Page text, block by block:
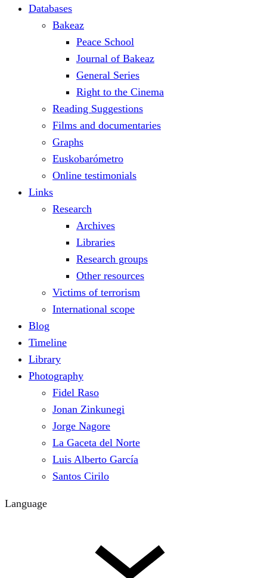
Databases
Bakeaz
Peace School
Journal of Bakeaz
General Series
Right to the Cinema
Reading Suggestions
Films and documentaries
Graphs
Euskobarómetro
Online testimonials
Links
Research
Archives
Libraries
Research groups
Other resources
Victims of terrorism
International scope
Blog
Timeline
Library
Photography
Fidel Raso
Jonan Zinkunegi
Jorge Nagore
La Gaceta del Norte
Luis Alberto García
Santos Cirilo
Language